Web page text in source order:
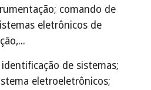
comando de
eletrônicos de
identificação de sistemas;
eletroeletrônicos;